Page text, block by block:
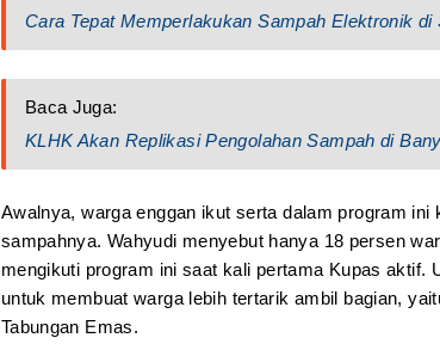
Cara Tepat Memperlakukan Sampah Elektronik di
Baca Juga:
KLHK Akan Replikasi Pengolahan Sampah di
Awalnya, warga enggan ikut serta dalam program
sampahnya. Wahyudi menyebut hanya 18 persen
mengikuti program ini saat kali pertama Kupas aktif.
untuk membuat warga lebih tertarik ambil bagian,
Tabungan Emas.